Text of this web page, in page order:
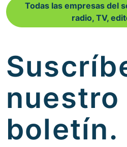
Todas las empresas del
radio, TV,
nuestro
boletín.